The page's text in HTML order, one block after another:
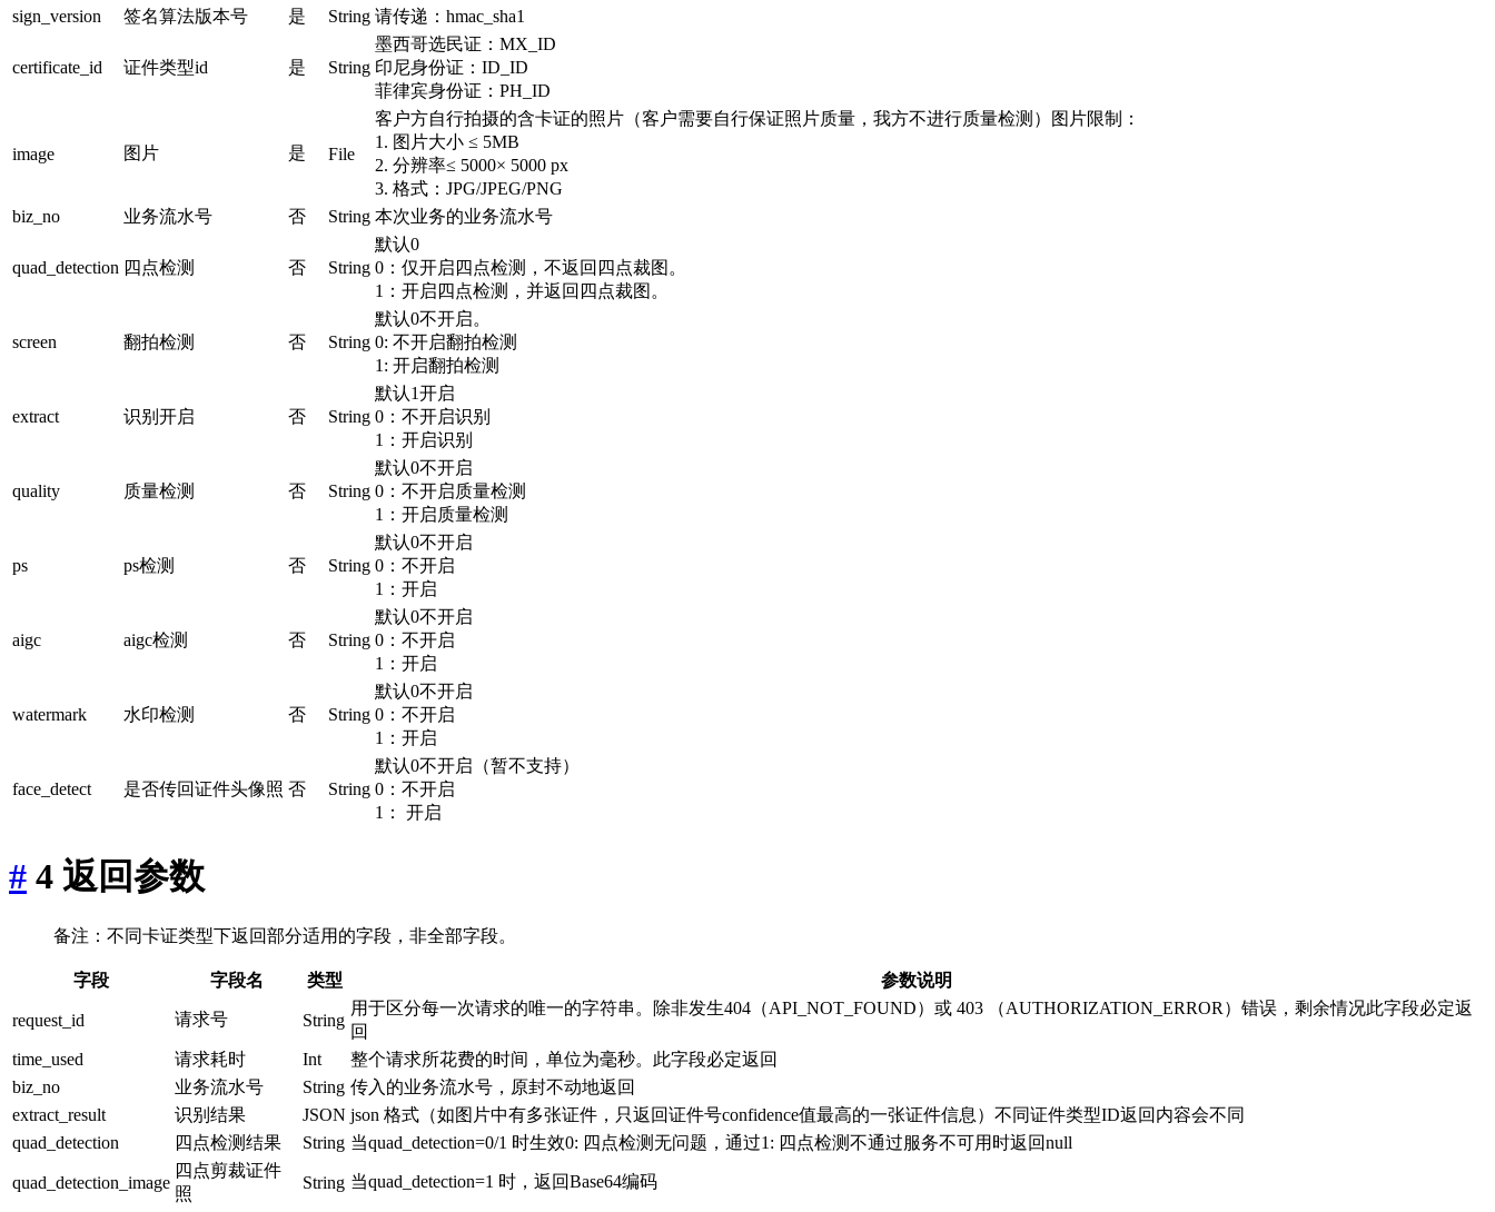
sign_version
签名算法版本号 是 String 请传递：hmac_sha1
certificate_id 证件类型id 是 String
墨西哥选民证：MX_ID
印尼身份证：ID_ID
菲律宾身份证：PH_ID
image 图片 是 File
客户方自行拍摄的含卡证的照片（客户需要自行保证照片质量，我方不进行质量检测）图片限制：
1. 图片大小 ≤ 5MB
2. 分辨率≤ 5000× 5000 px
3. 格式：JPG/JPEG/PNG
biz_no
业务流水号 否 String 本次业务的业务流水号
quad_detection 四点检测 否 String
默认0
0：仅开启四点检测，不返回四点裁图。
1：开启四点检测，并返回四点裁图。
screen 翻拍检测 否 String
默认0不开启。
0: 不开启翻拍检测
1: 开启翻拍检测
extract 识别开启 否 String
默认1开启
0：不开启识别
1：开启识别
quality 质量检测 否 String
默认0不开启
0：不开启质量检测
1：开启质量检测
ps ps检测 否 String
默认0不开启
0：不开启
1：开启
aigc aigc检测 否 String
默认0不开启
0：不开启
1：开启
watermark 水印检测 否 String
默认0不开启
0：不开启
1：开启
face_detect 是否传回证件头像照 否 String
默认0不开启（暂不支持）
0：不开启
1： 开启
# 4 返回参数
备注：不同卡证类型下返回部分适用的字段，非全部字段。
字段 字段名 类型 参数说明
request_id 请求号 String
用于区分每一次请求的唯一的字符串。除非发生404（API_NOT_FOUND）或 403 （AUTHORIZATION_ERROR）错误，剩余情况此字段必定返
回
time_used
请求耗时 Int
整个请求所花费的时间，单位为毫秒。此字段必定返回
biz_no
业务流水号 String 传入的业务流水号，原封不动地返回
extract_result
识别结果 JSON json 格式（如图片中有多张证件，只返回证件号confidence值最高的一张证件信息）不同证件类型ID返回内容会不同
quad_detection
四点检测结果 String 当quad_detection=0/1 时生效0: 四点检测无问题，通过1: 四点检测不通过服务不可用时返回null
quad_detection_image
四点剪裁证件
照
String 当quad_detection=1 时，返回Base64编码